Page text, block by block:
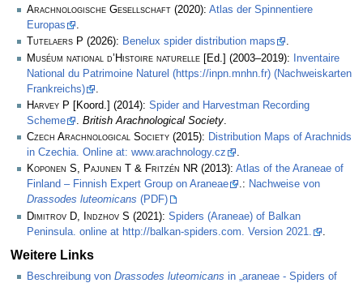
Arachnologische Gesellschaft (2020): Atlas der Spinnentiere
Europas
.
Tutelaers P (2026): Benelux spider distribution maps
.
Muséum national d’Histoire naturelle [Ed.] (2003–2019):
Inventaire
National du Patrimoine Naturel (https://inpn.mnhn.fr) (Nachweiskarten
Frankreichs)
Harvey P [Koord.] (2014): Spider and Harvestman Recording
Scheme
. British Arachnological Society.
Czech Arachnological Society (2015): Distribution Maps of Arachnids
in Czechia. Online at: www.arachnology.cz
.
Koponen S, Pajunen T & Fritzén NR (2013): Atlas of the Araneae of
Finland – Finnish Expert Group on Araneae
.: Nachweise von
Drassodes luteomicans (PDF)
Dimitrov D, Indzhov S (2021): Spiders (Araneae) of Balkan
Peninsula. online at http://balkan-spiders.com. Version 2021.
Weitere Links
Beschreibung von Drassodes luteomicans in „araneae - Spiders of